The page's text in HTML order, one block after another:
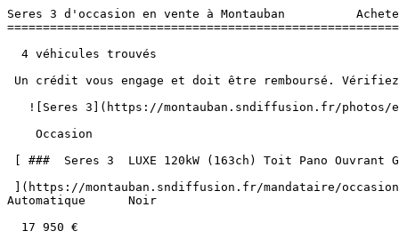
Seres 3 d'occasion en vente à Montauban          Acheter Seres 3 d'occasion en vente à Montauban chez votre mandataire et repartez au volant d'une Seres 3 d'occasion 
======================================================================================================================

  4 véhicules trouvés

 Un crédit vous engage et doit être remboursé. Vérifiez vos capacités de remboursement avant de vous engager. 

   ![Seres 3](https://montauban.sndiffusion.fr/photos/evialog_photos/logvo/16/1774/88/ea547672-34f2-44ce-a506-f3225e6c39a9.jpg?w=600) 

    Occasion    

 [ ###  Seres 3  LUXE 120kW (163ch) Toit Pano Ouvrant GPS Caméra 360  

 ](https://montauban.sndiffusion.fr/mandataire/occasion/seres/3/luxe-120kw-163ch-toit-pano-ouvrant-gps-camera-360-23)     Électrique        56 400 km       06/2022        Automatique      Noir    

  17 950 €

  ![Seres 3](https://montauban.sndiffusion.fr/photos/evialog_photos/logvo/1706/2/82932/c1b4f686-214a-4f5d-bf59-13e002b53d14.png?w=600) 

    Occasion    

 [ ###  Seres 3  LUXE  

 ](https://montauban.sndiffusion.fr/mandataire/occasion/seres/3/luxe-11)     Électrique        29 800 km       05/2022        Automatique      Bleu    

  22 990 €

  ![Seres 3](https://montauban.sndiffusion.fr/photos/evialog_photos/logvo/1745/8/53150/7684338f-954b-4fb7-935b-793675e92c42.jpg?w=600) 

    Occasion    

 [ ###  Seres 3  CONFORT 120kW (163ch) GPS Caméra JA 18  

 ](https://montauban.sndiffusion.fr/mandataire/occasion/seres/3/confort-120kw-163ch-gps-camera-ja-18-14)     Électrique        29 500 km       10/2022        Automatique      Blanc    

  15 250 €

 ou

  **178 €**  TTC   /mois      en LOA pendant 60 mois
 hors assurance facultative  

  ![Seres 3](https://montauban.sndiffusion.fr/photos/evialog_photos/logvo/1706/2/82679/7414e120-4ad4-423e-8d24-7b65433feb4d.png?w=600) 

    Occasion    

 [ ###  Seres 3  LUXE  

 ](https://montauban.sndiffusion.fr/mandataire/occasion/seres/3/luxe-16)     Électrique        46 000 km       12/2022        Automatique      Rouge    

  22 290 €

  Vente de Seres 3 d'occasion à Montauban (82)
--------------------------------------------

**Acheter votre voiture Seres 3 d'occasion à Montauban** dans l'agence locale de votre mandataire Seres. Profitez de tous les avantages d’un mandataire auto pour votre **achat de Seres 3 d'occasion à Montauban** cherchez et trouvez dans notre large stock votre prochain véhicule parmi les moèles de la marque Seres à Montauban dans le département du Tarn-et-Garonne (82).

Depuis plus de 30 ans, nos équipes de professionnels de la vente **Seres 3 d'occasion à Montauban** vous conseillent dans le cadre de votre achat de voiture. Si vous cherchez une **3 d'occasion** spécifique, que ce soit au niveau de sa finition, de la version, des options proposées, n'hésitez pas à venir exprimer votre besoin auprès de notre équipe commerciale de l'agence qui vous accompagnera et vous guidera dans votre choix pour l'achat de **Seres 3 d'occasion à Montauban**. Votre mandataire auto du Tarn-et-Garonne, dispose d'un maillage d'agences sur l'ensemble de la région Occitanie ce qui permet à nos clients d'avoir un stock de plus de 1 500 voitures en vente, vous trouverez